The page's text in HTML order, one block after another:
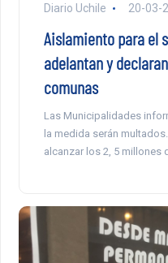
Diario Uchile 20-03-
Aislamiento para el
adelantan y
comunas
Las Municipalidades
la medida serán
alcanzar los 2, 5 millones